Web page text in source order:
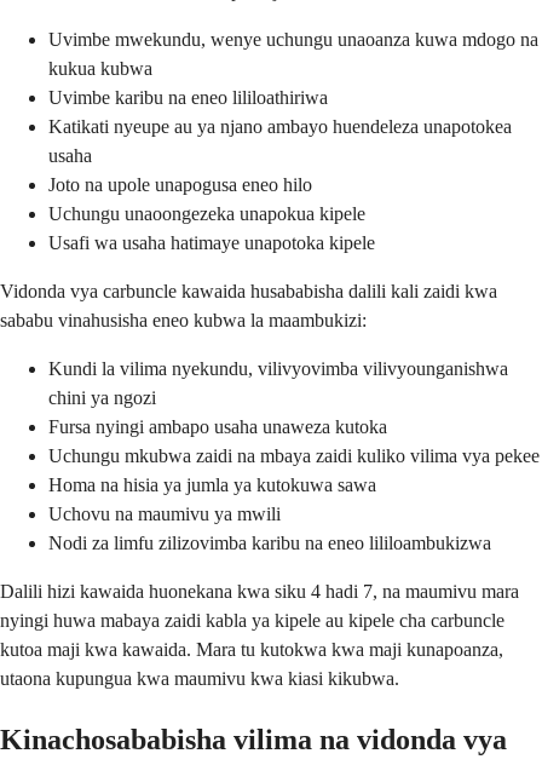
Uvimbe mwekundu, wenye uchungu unaoanza kuwa mdogo na
kukua kubwa
Uvimbe karibu na eneo lililoathiriwa
Katikati nyeupe au ya njano ambayo huendeleza unapotokea
usaha
Joto na upole unapogusa eneo hilo
Uchungu unaoongezeka unapokua kipele
Usafi wa usaha hatimaye unapotoka kipele
Vidonda vya carbuncle kawaida husababisha dalili kali zaidi kwa
sababu vinahusisha eneo kubwa la maambukizi:
Kundi la vilima nyekundu, vilivyovimba vilivyounganishwa
chini ya ngozi
Fursa nyingi ambapo usaha unaweza kutoka
Uchungu mkubwa zaidi na mbaya zaidi kuliko vilima vya pekee
Homa na hisia ya jumla ya kutokuwa sawa
Uchovu na maumivu ya mwili
Nodi za limfu zilizovimba karibu na eneo lililoambukizwa
Dalili hizi kawaida huonekana kwa siku 4 hadi 7, na maumivu mara
nyingi huwa mabaya zaidi kabla ya kipele au kipele cha carbuncle
kutoa maji kwa kawaida. Mara tu kutokwa kwa maji kunapoanza,
utaona kupungua kwa maumivu kwa kiasi kikubwa.
Kinachosababisha vilima na vidonda vya